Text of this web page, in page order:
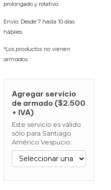
prolongado y rotativo.
Envío: Desde 7 hasta 10 días
hábiles.
*Los productos no vienen
armados.
Agregar servicio
de armado ($2.500
+ IVA)
Este servicio es válido
sólo para Santiago
Américo Vespucio.